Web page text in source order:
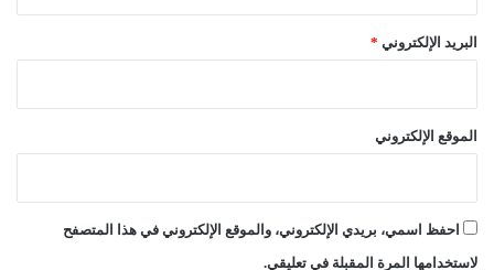
البريد الإلكتروني *
الموقع الإلكتروني
احفظ اسمي، بريدي الإلكتروني، والموقع الإلكتروني في هذا المتصفح
لاستخدامها المرة المقبلة في تعليقي.